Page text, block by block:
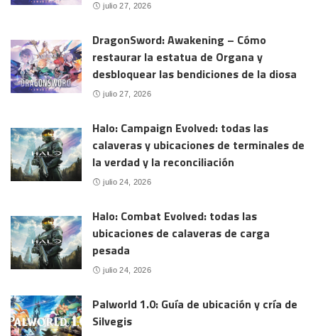
julio 27, 2026
DragonSword: Awakening – Cómo
restaurar la estatua de Organa y
desbloquear las bendiciones de la diosa
julio 27, 2026
Halo: Campaign Evolved: todas las
calaveras y ubicaciones de terminales de
la verdad y la reconciliación
julio 24, 2026
Halo: Combat Evolved: todas las
ubicaciones de calaveras de carga
pesada
julio 24, 2026
Palworld 1.0: Guía de ubicación y cría de
Silvegis